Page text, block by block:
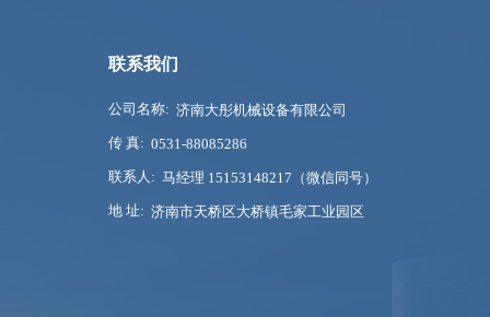
联系我们
公司名称: 济南大彤机械设备有限公司
传 真: 0531-88085286
联系人: 马经理 15153148217（微信同号）
地 址: 济南市天桥区大桥镇毛家工业园区